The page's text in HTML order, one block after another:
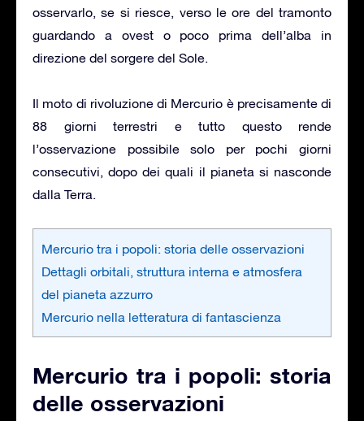
osservarlo, se si riesce, verso le ore del tramonto
guardando a ovest o poco prima dell’alba in
direzione del sorgere del Sole.
Il moto di rivoluzione di Mercurio è precisamente di
88 giorni terrestri e tutto questo rende
l’osservazione possibile solo per pochi giorni
consecutivi, dopo dei quali il pianeta si nasconde
dalla Terra.
Mercurio tra i popoli: storia delle osservazioni
Dettagli orbitali, struttura interna e atmosfera
del pianeta azzurro
Mercurio nella letteratura di fantascienza
Mercurio tra i popoli: storia
delle osservazioni